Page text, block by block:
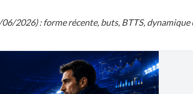
2026) : forme récente, buts, BTTS,